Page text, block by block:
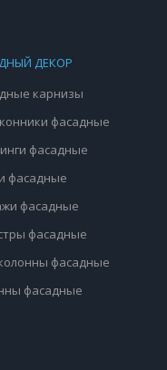
ДЕКОР
карнизы
фасадные
фасадные
фасадные
фасадные
фасадные
фасадные
фасадные